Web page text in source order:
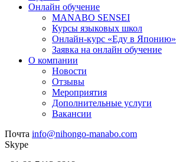
Онлайн обучение
MANABO SENSEI
Курсы языковых школ
Онлайн-курс «Еду в Японию»
Заявка на онлайн обучение
О компании
Новости
Отзывы
Мероприятия
Дополнительные услуги
Вакансии
Почта info@nihongo-manabo.com
Skype